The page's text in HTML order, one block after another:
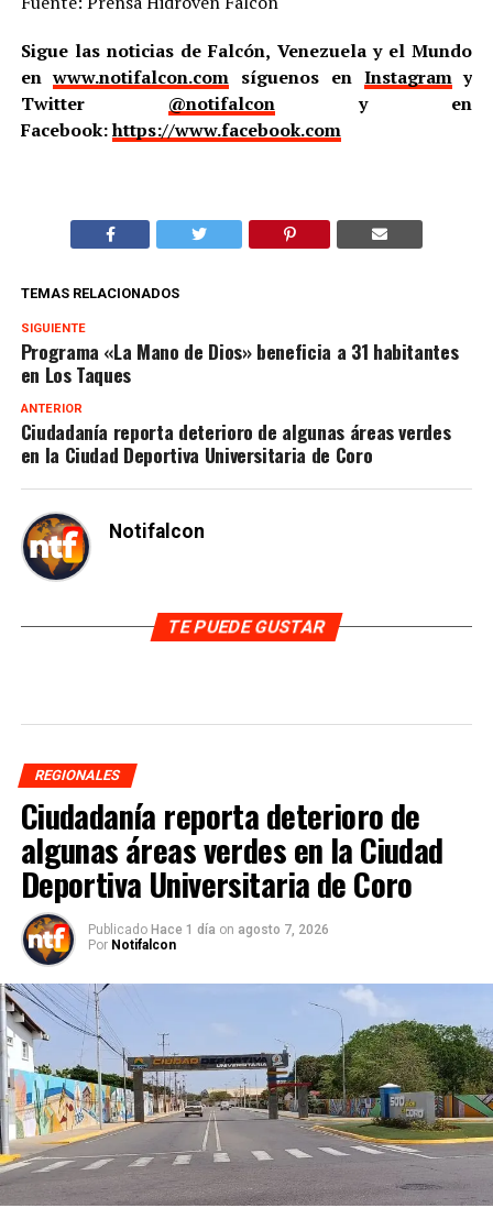
Sigue las noticias de Falcón, Venezuela y el Mundo
enwww.notifalcon.com síguenos en Instagramy
Twitter @notifalcony en
Facebook:https://www.facebook.com
TEMAS RELACIONADOS
SIGUIENTE
Programa «La Mano de Dios» beneficia a 31 habitantes
en Los Taques
ANTERIOR
Ciudadanía reporta deterioro de algunas áreas verdes
en la Ciudad Deportiva Universitaria de Coro
Notifalcon
TE PUEDE GUSTAR
REGIONALES
Ciudadanía reporta deterioro de
algunas áreas verdes en la Ciudad
Deportiva Universitaria de Coro
Publicado Hace 1 día on agosto 7, 2026
Por Notifalcon